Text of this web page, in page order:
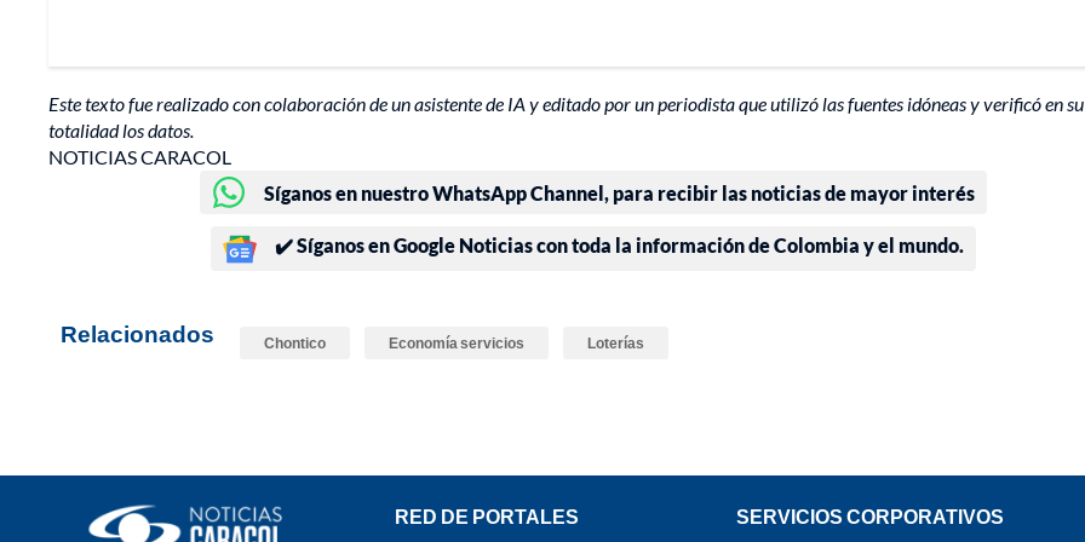
Este texto fue realizado con colaboración de un asistente de IA y editado por un periodista que utilizó las fuentes idóneas y verificó en su
totalidad los datos.
NOTICIAS CARACOL
Síganos en nuestro WhatsApp Channel, para recibir las noticias de mayor interés
✔️ Síganos en Google Noticias con toda la información de Colombia y el mundo.
Relacionados Chontico Economía servicios Loterías
RED DE PORTALES SERVICIOS CORPORATIVOS